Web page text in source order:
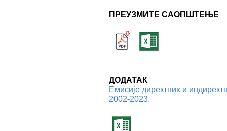
ПРЕУЗМИТЕ САОПШТЕЊЕ
ДОДАТАК
Емисије директних и
2002-2023.